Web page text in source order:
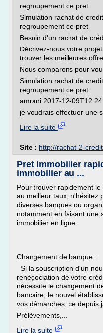
regroupement de pret
Simulation rachat de
regroupement de pret
Besoin d'un rachat de
Décrivez-nous votre
trouver les meilleures
Nous comparons pour
Simulation rachat de
regroupement de pret
amrani 2017-12-
je voudrais effectuer une
Lire la suite
Site : http://rachat-2-
Pret immobilier
immobilier au ...
Pour trouver rapidement
au meilleur taux, n'hésitez
diverses banques ou
notamment en faisant une
immobilier en ligne.
Changement de banque :
Si la souscription d'un
renégociation de votre
nécessite le changement
bancaire, le nouvel
vos démarches, ce depuis
Prélèvements,...
Lire la suite